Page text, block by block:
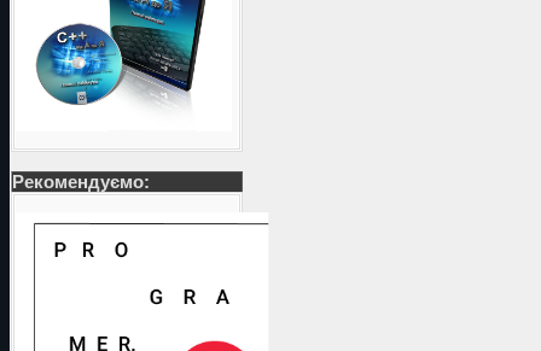
Рекомендуємо: